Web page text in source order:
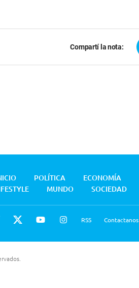
Compartí la nota:
POLÍTICA ECONOMÍA
MUNDO SOCIEDAD
RSS Contactanos